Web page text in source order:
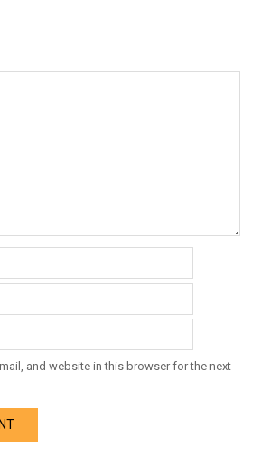
and website in this browser for the next